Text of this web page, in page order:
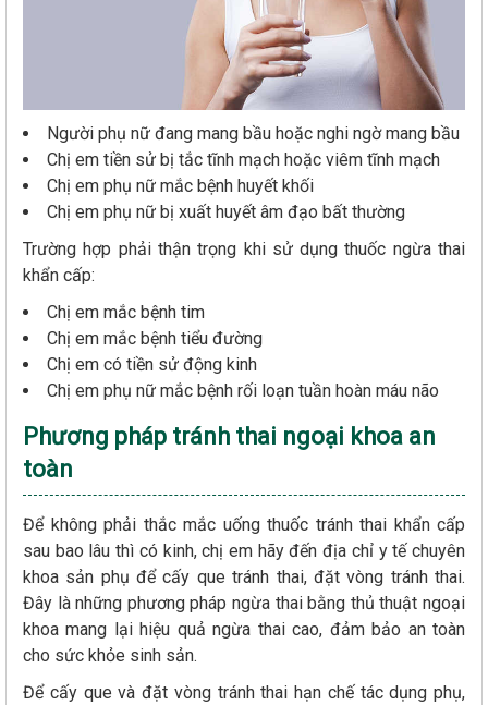
Người phụ nữ đang mang bầu hoặc nghi ngờ mang bầu
Chị em tiền sử bị tắc tĩnh mạch hoặc viêm tĩnh mạch
Chị em phụ nữ mắc bệnh huyết khối
Chị em phụ nữ bị xuất huyết âm đạo bất thường
Trường hợp phải thận trọng khi sử dụng thuốc ngừa thai
khẩn cấp:
Chị em mắc bệnh tim
Chị em mắc bệnh tiểu đường
Chị em có tiền sử động kinh
Chị em phụ nữ mắc bệnh rối loạn tuần hoàn máu não
Phương pháp tránh thai ngoại khoa an
toàn
Để không phải thắc mắc uống thuốc tránh thai khẩn cấp
sau bao lâu thì có kinh, chị em hãy đến địa chỉ y tế chuyên
khoa sản phụ để cấy que tránh thai, đặt vòng tránh thai.
Đây là những phương pháp ngừa thai bằng thủ thuật ngoại
khoa mang lại hiệu quả ngừa thai cao, đảm bảo an toàn
cho sức khỏe sinh sản.
Để cấy que và đặt vòng tránh thai hạn chế tác dụng phụ,